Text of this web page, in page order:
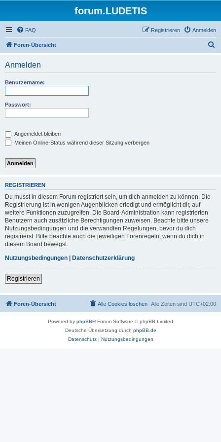
forum.LUDETIS
FAQ Anmelden
Registrieren
Foren-Übersicht
Anmelden
Benutzername:
Passwort:
Angemeldet bleiben
Meinen Online-Status während dieser Sitzung verbergen
REGISTRIEREN
Du musst in diesem Forum registriert sein, um dich anmelden zu können. Die
Registrierung ist in wenigen Augenblicken erledigt und ermöglicht dir, auf
weitere Funktionen zuzugreifen. Die Board-Administration kann registrierten
Benutzern auch zusätzliche Berechtigungen zuweisen. Beachte bitte unsere
Nutzungsbedingungen und die verwandten Regelungen, bevor du dich
registrierst. Bitte beachte auch die jeweiligen Forenregeln, wenn du dich in
diesem Board bewegst.
Nutzungsbedingungen | Datenschutzerklärung
Registrieren
Foren-Übersicht Alle Zeiten sind UTC+02:00
Alle Cookies löschen
Powered by phpBB® Forum Software © phpBB Limited
Deutsche Übersetzung durch phpBB.de
Datenschutz| Nutzungsbedingungen